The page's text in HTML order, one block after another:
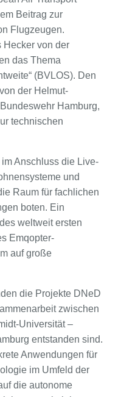
Beitrag zur
Flugzeugen.
Hecker von der
das Thema
(BVLOS). Den
der Helmut-
Hamburg,
technischen
Anschluss die Live-
und
Raum für fachlichen
boten. Ein
weltweit ersten
Emqopter-
auf große
die Projekte DNeD
zwischen
Universität –
entstanden sind.
Anwendungen für
im Umfeld der
die autonome